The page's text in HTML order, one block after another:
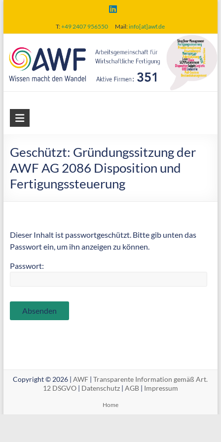
content
T:+49 2407 956550 Mail:info[at]awf.de
AWF
wirtschaftliche
Fertigung
Geschützt: Gründungssitzung der
AWF AG 2086 Disposition und
Fertigungssteuerung
Dieser Inhalt ist passwortgeschützt. Bitte gib unten das
Passwort ein, um ihn anzeigen zu können.
Passwort:
Copyright © 2026 |AWF |Transparente Information gemäß Art.
12 DSGVO| Datenschutz| AGB| Impressum
Home